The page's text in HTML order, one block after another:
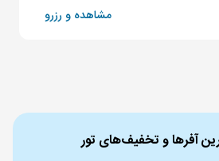
مشاهده و رزرو
آفرها و تخفیف‌های تور